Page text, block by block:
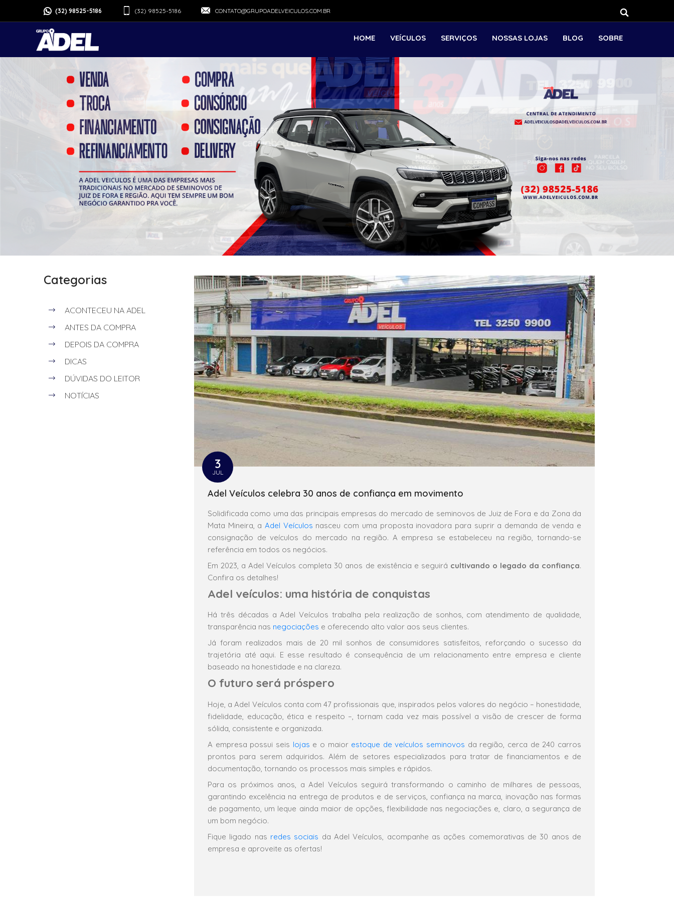
(32) 98525-5186 (32) 98525-5186 CONTATO@GRUPOADELVEICULOS.COM.BR
HOME VEÍCULOS SERVIÇOS NOSSAS LOJAS BLOG SOBRE
Categorias
ACONTECEU NA ADEL
ANTES DA COMPRA
DEPOIS DA COMPRA
DICAS
DÚVIDAS DO LEITOR
NOTÍCIAS
3
JUL
Adel Veículos celebra 30 anos de confiança em movimento
Solidificada como uma das principais empresas do mercado de seminovos de Juiz de Fora e da Zona da
Mata Mineira, aAdel Veículos nasceu com uma proposta inovadora para suprir a demanda de venda e
consignação de veículos do mercado na região. A empresa se estabeleceu na região, tornando-se
referência em todos os negócios.
Em 2023, a Adel Veículos completa 30 anos de existência e seguirá cultivando o legado da confiança.
Confira os detalhes!
Adel veículos: uma história de conquistas
Há três décadas a Adel Veículos trabalha pela realização de sonhos, com atendimento de qualidade,
transparência nas negociações e oferecendo alto valor aos seus clientes.
Já foram realizados mais de 20 mil sonhos de consumidores satisfeitos, reforçando o sucesso da
trajetória até aqui. E esse resultado é consequência de um relacionamento entre empresa e cliente
baseado na honestidade e na clareza.
O futuro será próspero
Hoje, a Adel Veículos conta com 47 profissionais que, inspirados pelos valores do negócio – honestidade,
fidelidade, educação, ética e respeito –, tornam cada vez mais possível a visão de crescer de forma
sólida, consistente e organizada.
A empresa possui seis lojas e o maior estoque de veículos seminovos da região, cerca de 240 carros
prontos para serem adquiridos. Além de setores especializados para tratar de financiamentos e de
documentação, tornando os processos mais simples e rápidos.
Para os próximos anos, a Adel Veículos seguirá transformando o caminho de milhares de pessoas,
garantindo excelência na entrega de produtos e de serviços, confiança na marca, inovação nas formas
de pagamento, um leque ainda maior de opções, flexibilidade nas negociações e, claro, a segurança de
um bom negócio.
Fique ligado nas redes sociais da Adel Veículos, acompanhe as ações comemorativas de 30 anos de
empresa e aproveite as ofertas!